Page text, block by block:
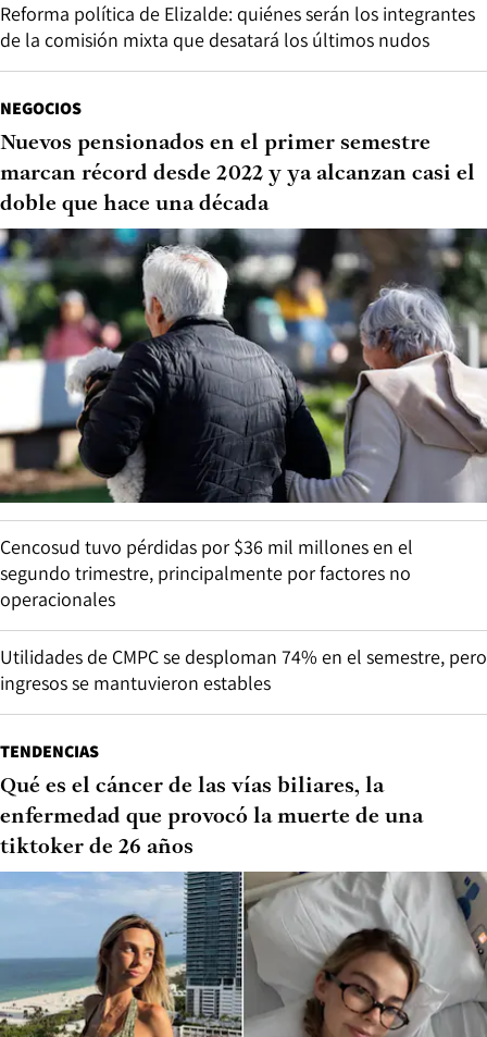
Reforma política de Elizalde: quiénes serán los integrantes
de la comisión mixta que desatará los últimos nudos
NEGOCIOS
Nuevos pensionados en el primer semestre
marcan récord desde 2022 y ya alcanzan casi el
doble que hace una década
Cencosud tuvo pérdidas por $36 mil millones en el
segundo trimestre, principalmente por factores no
operacionales
Utilidades de CMPC se desploman 74% en el semestre, pero
ingresos se mantuvieron estables
TENDENCIAS
Qué es el cáncer de las vías biliares, la
enfermedad que provocó la muerte de una
tiktoker de 26 años